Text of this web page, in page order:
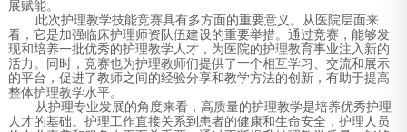
展赋能。
此次护理教学技能竞赛具有多方面的重要意义。从医院层面来
看，它是加强临床护理师资队伍建设的重要举措。通过竞赛，能够发
现和培养一批优秀的护理教学人才，为医院的护理教育事业注入新的
活力。同时，竞赛也为护理教师们提供了一个相互学习、交流和展示
的平台，促进了教师之间的经验分享和教学方法的创新，有助于提高
整体护理教学水平。
从护理专业发展的角度来看，高质量的护理教学是培养优秀护理
人才的基础。护理工作直接关系到患者的健康和生命安全，护理人员